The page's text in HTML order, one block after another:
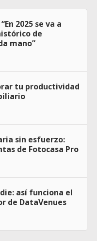
2025 se va a
de
mano”
tu productividad
sin esfuerzo:
de Fotocasa Pro
así funciona el
de DataVenues